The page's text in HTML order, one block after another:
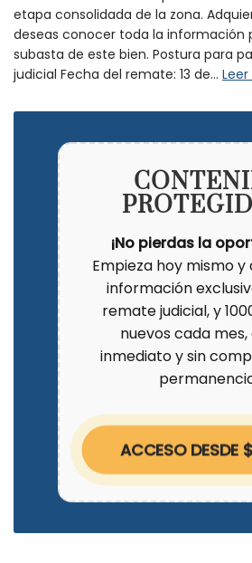
etapa consolidada de la zona.
deseas conocer toda la información
subasta de este bien. Postura para
judicial Fecha del remate: 13 de…
¡No pierdas la
Empieza hoy mismo
información
remate judicial, y
nuevos cada
inmediato y sin
ACCESO DESDE